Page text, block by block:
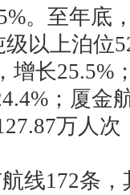
。至年底
以上泊位
增长25.5%
；厦金
万人次
线172条，